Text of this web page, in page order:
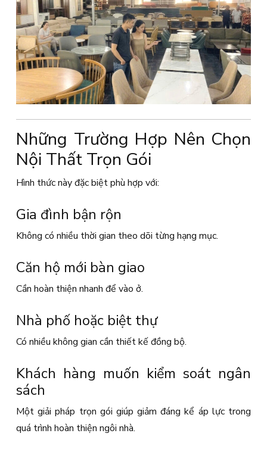
Những Trường Hợp Nên Chọn
Nội Thất Trọn Gói
Hình thức này đặc biệt phù hợp với:
Gia đình bận rộn
Không có nhiều thời gian theo dõi từng hạng mục.
Căn hộ mới bàn giao
Cần hoàn thiện nhanh để vào ở.
Nhà phố hoặc biệt thự
Có nhiều không gian cần thiết kế đồng bộ.
Khách hàng muốn kiểm soát ngân
sách
Một giải pháp trọn gói giúp giảm đáng kể áp lực trong
quá trình hoàn thiện ngôi nhà.